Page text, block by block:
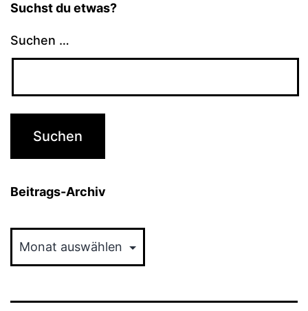
Suchst du etwas?
Suchen …
Beitrags-Archiv
Archiv